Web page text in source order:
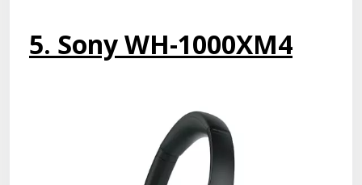
5. Sony WH-1000XM4